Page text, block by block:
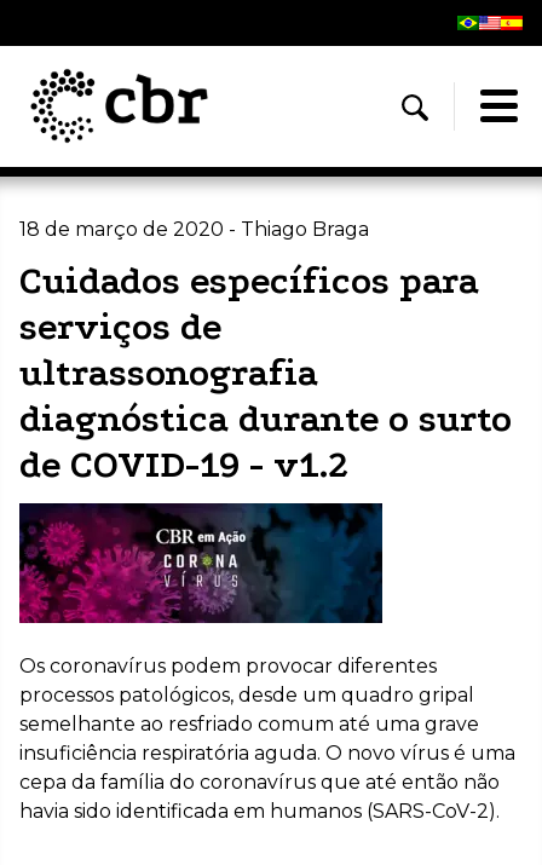
18 de março de 2020 - Thiago Braga
Cuidados específicos para
serviços de
ultrassonografia
diagnóstica durante o surto
de COVID-19 - v1.2
Os coronavírus podem provocar diferentes
processos patológicos, desde um quadro gripal
semelhante ao resfriado comum até uma grave
insuficiência respiratória aguda. O novo vírus é uma
cepa da família do coronavírus que até então não
havia sido identificada em humanos (SARS-CoV-2).